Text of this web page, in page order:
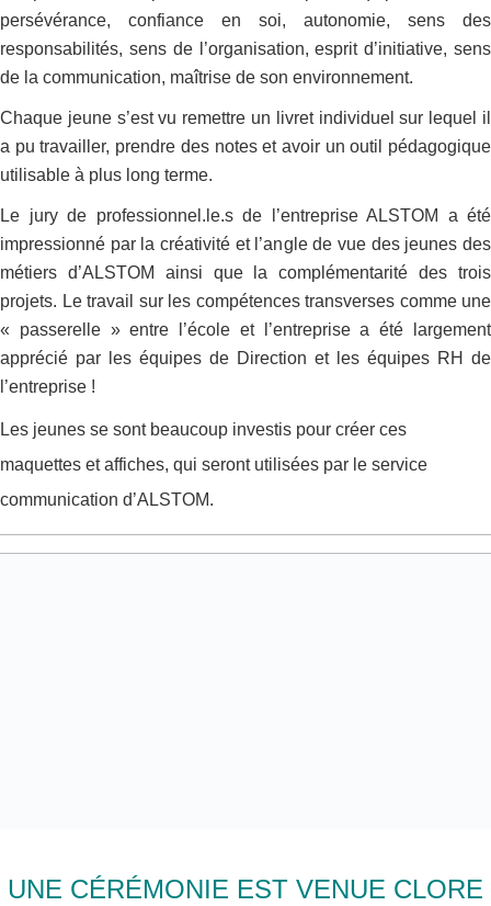
persévérance, confiance en soi, autonomie, sens des
responsabilités, sens de l’organisation, esprit d’initiative, sens
de la communication, maîtrise de son environnement.
Chaque jeune s’est vu remettre un livret individuel sur lequel il
a pu travailler, prendre des notes et avoir un outil pédagogique
utilisable à plus long terme.
Le jury de professionnel.le.s de l’entreprise ALSTOM a été
impressionné par la créativité et l’angle de vue des jeunes des
métiers d’ALSTOM ainsi que la complémentarité des trois
projets. Le travail sur les compétences transverses comme une
« passerelle » entre l’école et l’entreprise a été largement
apprécié par les équipes de Direction et les équipes RH de
l’entreprise !
Les jeunes se sont beaucoup investis pour créer ces
maquettes et affiches, qui seront utilisées par le service
communication d’ALSTOM.
UNE CÉRÉMONIE EST VENUE CLORE